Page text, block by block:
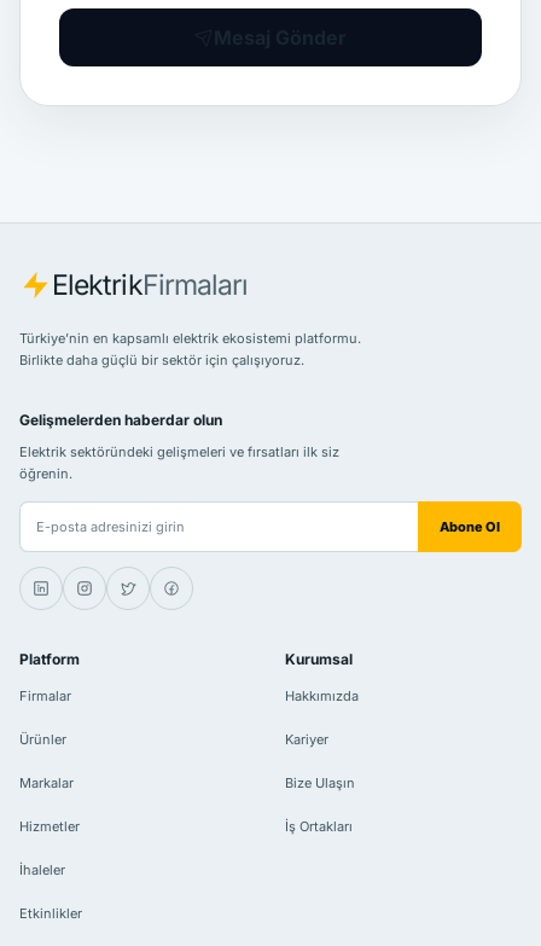
Mesaj Gönder
ElektrikFirmaları
Türkiye’nin en kapsamlı elektrik ekosistemi platformu.
Birlikte daha güçlü bir sektör için çalışıyoruz.
Gelişmelerden haberdar olun
Elektrik sektöründeki gelişmeleri ve fırsatları ilk siz
öğrenin.
E-posta adresiniz Abone Ol
Platform
Firmalar
Ürünler
Markalar
Hizmetler
İhaleler
Etkinlikler
Kurumsal
Hakkımızda
Kariyer
Bize Ulaşın
İş Ortakları